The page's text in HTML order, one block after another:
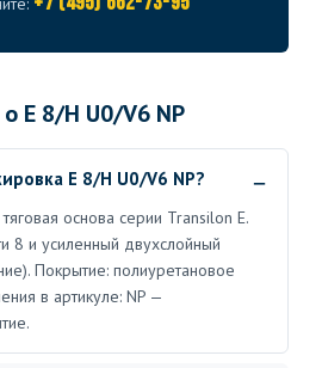
E 8/H U0/V6 NP
E 8/H U0/V6 NP?
основа серии Transilon E.
8 и усиленный двухслойный
Покрытие: полиуретановое
в артикуле: NP —